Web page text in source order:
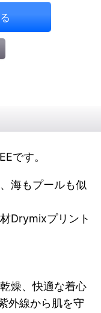
です。
海もプールも似
Drymixプリント
燥、快適な着心
外線から肌を守